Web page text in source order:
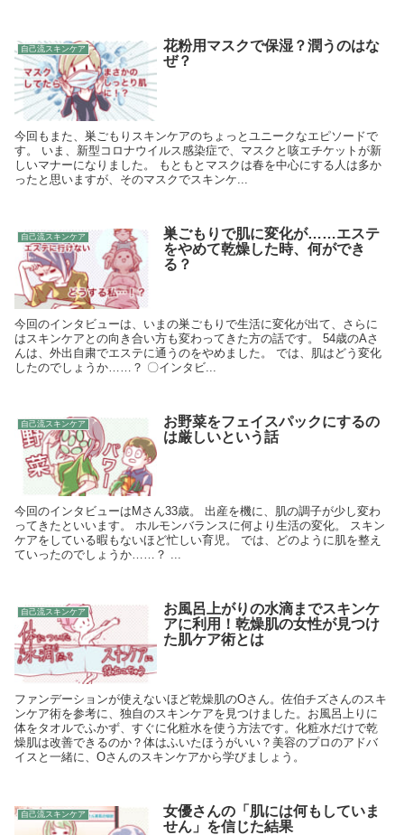
自己流スキンケア
花粉用マスクで保湿？潤うのはな
ぜ？
今回もまた、巣ごもりスキンケアのちょっとユニークなエピソードで
す。 いま、新型コロナウイルス感染症で、マスクと咳エチケットが新
しいマナーになりました。 もともとマスクは春を中心にする人は多か
ったと思いますが、そのマスクでスキンケ...
自己流スキンケア
巣ごもりで肌に変化が……エステ
をやめて乾燥した時、何ができ
る？
今回のインタビューは、いまの巣ごもりで生活に変化が出て、さらに
はスキンケアとの向き合い方も変わってきた方の話です。 54歳のAさ
んは、外出自粛でエステに通うのをやめました。 では、肌はどう変化
したのでしょうか……？ 〇インタビ...
自己流スキンケア
お野菜をフェイスパックにするの
は厳しいという話
今回のインタビューはMさん33歳。 出産を機に、肌の調子が少し変わ
ってきたといいます。 ホルモンバランスに何より生活の変化。 スキン
ケアをしている暇もないほど忙しい育児。 では、どのように肌を整え
ていったのでしょうか……？ ...
自己流スキンケア
お風呂上がりの水滴までスキンケ
アに利用！乾燥肌の女性が見つけ
た肌ケア術とは
ファンデーションが使えないほど乾燥肌のOさん。佐伯チズさんのスキ
ンケア術を参考に、独自のスキンケアを見つけました。お風呂上りに
体をタオルでふかず、すぐに化粧水を使う方法です。化粧水だけで乾
燥肌は改善できるのか？体はふいたほうがいい？美容のプロのアドバ
イスと一緒に、Oさんのスキンケアから学びましょう。
自己流スキンケア
女優さんの「肌には何もしていま
せん」を信じた結果